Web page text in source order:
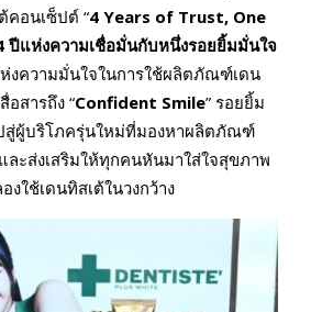
คอนเซ็ปต์ “4 Years of Trust, One
ปีแห่งความเชื่อมั่นกับหนึ่งรอยยิ้มมั่นใจ
งความมั่นใจในการใช้ผลิตภัณฑ์เดน
สารถึง “Confident Smile” รอยยิ้ม
สู่ผู้บริโภครุ่นใหม่ที่มองหาผลิตภัณฑ์
ะส่งเสริมให้ทุกคนหันมาใส่ใจสุขภาพ
ใช้เดนทิสเต้ในวงกว้าง